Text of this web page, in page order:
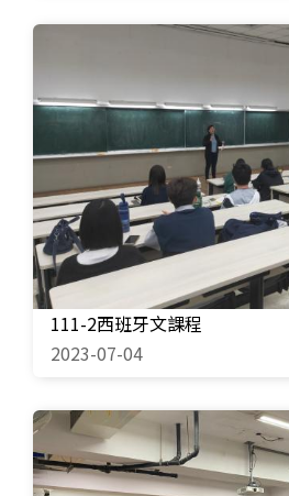
111-2西班牙文課程
2023-07-04